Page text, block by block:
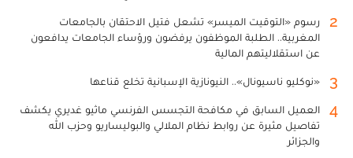
2
رسوم «التوقيت الميسر» تشعل فتيل الاحتقان بالجامعات
المغربية.. الطلبة الموظفون يرفضون ورؤساء الجامعات يدافعون
عن استقلاليتهم المالية
3 «نوكليو ناسيونال».. النيونازية الإسبانية تخلع قناعها
4
العميل السابق في مكافحة التجسس الفرنسي ماثيو غديري يكشف
تفاصيل مثيرة عن روابط نظام الملالي والبوليساريو وحزب الله
والجزائر